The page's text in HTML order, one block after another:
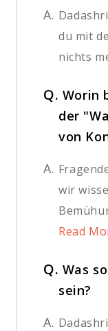
A.
du mit
nichts
Q. Worin
der
von
A.
wir
Read
Q. Was
sein?
A.